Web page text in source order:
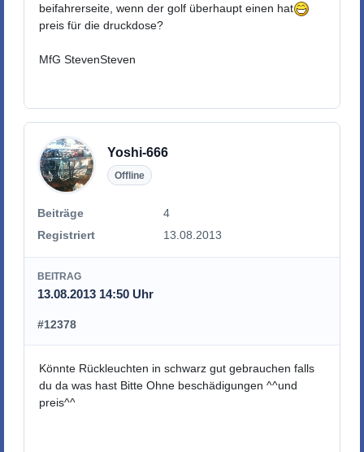
beifahrerseite, wenn der golf überhaupt einen hat
preis für die druckdose?
MfG StevenSteven
Yoshi-666
Offline
Beiträge
4
Registriert
13.08.2013
BEITRAG
13.08.2013 14:50 Uhr
#12378
Könnte Rückleuchten in schwarz gut gebrauchen falls
du da was hast Bitte Ohne beschädigungen ^^und
preis^^